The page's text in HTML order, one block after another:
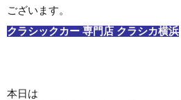
ございます。
クラシックカー 専門店 クラシカ横浜
本日は